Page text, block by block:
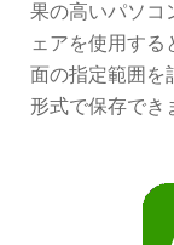
果の高いパソコ
ェアを使用す
面の指定範囲を
形式で保存でき